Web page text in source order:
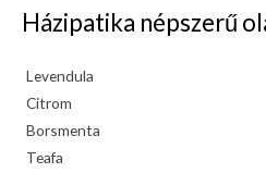
Házipatika népszerű
Levendula
Citrom
Borsmenta
Teafa